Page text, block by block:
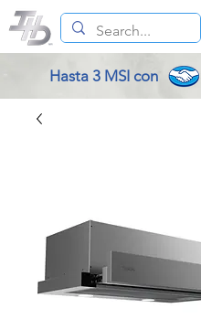
Hasta 3 MSI